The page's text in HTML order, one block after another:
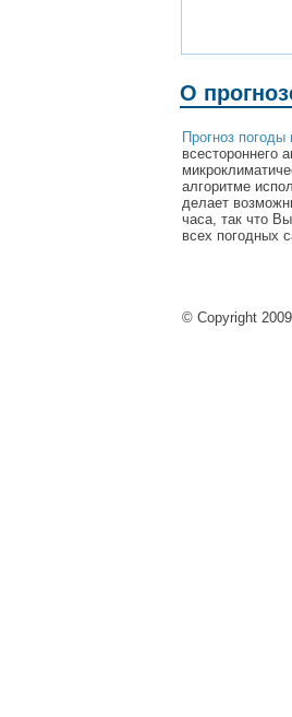
О
Прогноз
всестороннего
алгоритме
делает
часа, так что
всех погодных
© Copyright